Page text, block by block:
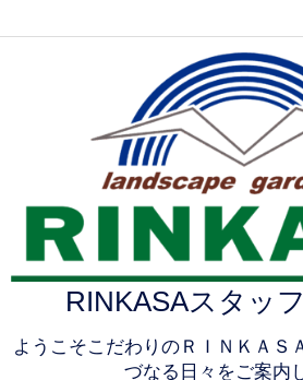
RINKASAスタッ
ようこそこだわりのＲＩＮＫＡＳ
づなる日々をご案内